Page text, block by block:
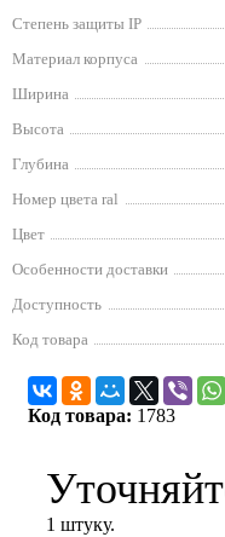
Степень защиты IP
Материал корпуса
Ширина
Высота
Глубина
Номер цвета ral
Цвет
Особенности доставки
Доступность
Код товара
Код товара: 1783
1 штуку.